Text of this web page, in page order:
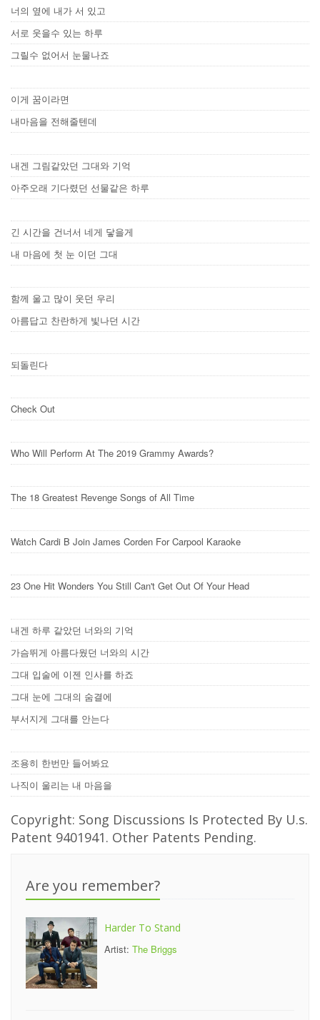
너의 옆에 내가 서 있고
서로 웃을수 있는 하루
그릴수 없어서 눈물나죠
이게 꿈이라면
내마음을 전해줄텐데
내겐 그림같았던 그대와 기억
아주오래 기다렸던 선물같은 하루
긴 시간을 건너서 네게 닿을게
내 마음에 첫 눈 이던 그대
함께 울고 많이 웃던 우리
아름답고 찬란하게 빛나던 시간
되돌린다
Check Out
Who Will Perform At The 2019 Grammy Awards?
The 18 Greatest Revenge Songs of All Time
Watch Cardi B Join James Corden For Carpool Karaoke
23 One Hit Wonders You Still Can't Get Out Of Your Head
내겐 하루 같았던 너와의 기억
가슴뛰게 아름다웠던 너와의 시간
그대 입술에 이젠 인사를 하죠
그대 눈에 그대의 숨결에
부서지게 그대를 안는다
조용히 한번만 들어봐요
나직이 울리는 내 마음을
Copyright: Song Discussions Is Protected By U.s.
Patent 9401941. Other Patents Pending.
Are you remember?
Harder To Stand
Artist: The Briggs